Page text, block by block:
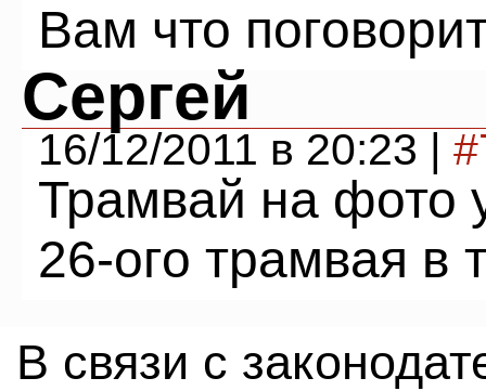
Вам что
Сергей
16/12/2011 в 20:23 |
Трамвай на фото
26-ого трамвая в
В связи с